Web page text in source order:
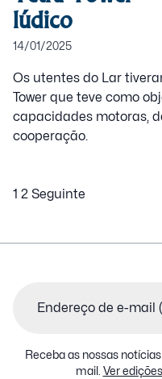
lúdico
14/01/2025
Os utentes do Lar
Tower que teve como
capacidades motoras,
cooperação.
dos
1 2 Seguinte
Receba as nossas
mail. Ver